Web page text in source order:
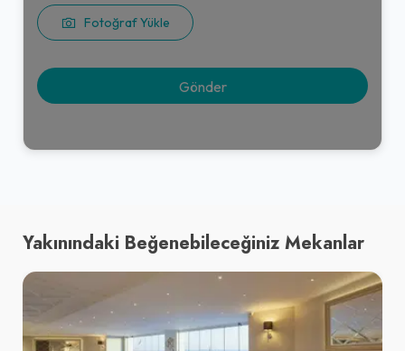
Fotoğraf Yükle
Yakınındaki Beğenebileceğiniz Mekanlar